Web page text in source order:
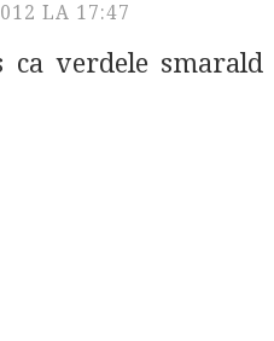
LA 17:47
ca verdele